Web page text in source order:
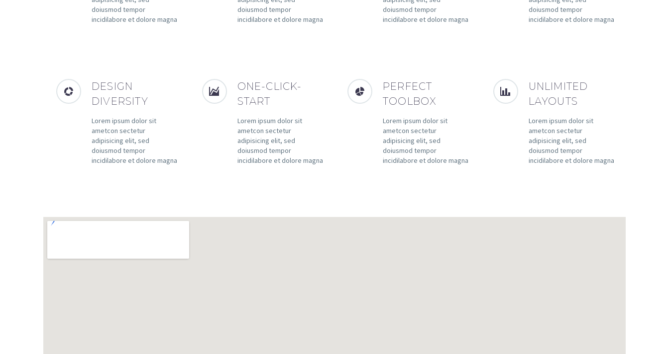
doiusmod tempor
incidilabore et dolore magna
doiusmod tempor
incidilabore et dolore magna
doiusmod tempor
incidilabore et dolore magna
doiusmod tempor
incidilabore et dolore magna
DESIGN
DIVERSITY
Lorem ipsum dolor sit
ametcon sectetur
adipisicing elit, sed
doiusmod tempor
incidilabore et dolore magna
ONE-CLICK-
START
Lorem ipsum dolor sit
ametcon sectetur
adipisicing elit, sed
doiusmod tempor
incidilabore et dolore magna
PERFECT
TOOLBOX
Lorem ipsum dolor sit
ametcon sectetur
adipisicing elit, sed
doiusmod tempor
incidilabore et dolore magna
UNLIMITED
LAYOUTS
Lorem ipsum dolor sit
ametcon sectetur
adipisicing elit, sed
doiusmod tempor
incidilabore et dolore magna